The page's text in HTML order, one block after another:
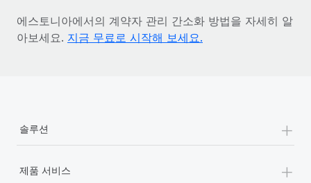
에스토니아에서의 계약자 관리 간소화 방법을 자세히 알
아보세요. 지금 무료로 시작해 보세요.
솔루션 +
제품 서비스 +